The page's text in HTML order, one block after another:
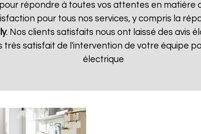
répondre à toutes vos attentes en matière
pour tous nos services, y compris la
. Nos clients satisfaits nous ont laissé des avis
très satisfait de l'intervention de votre équipe
électrique